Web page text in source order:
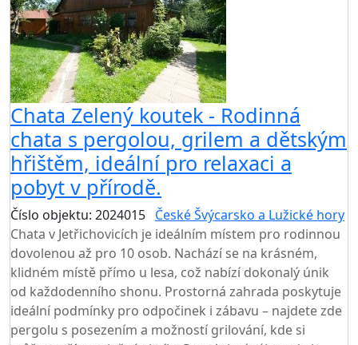
Chata Zelený koutek - Rodinná
chata s pergolou, grilem a dětským
hřištěm, ideální pro relaxaci a
pobyt v přírodě.
Číslo objektu: 2024015 České Švýcarsko a Lužické hory
Chata v Jetřichovicích je ideálním místem pro rodinnou
dovolenou až pro 10 osob. Nachází se na krásném,
klidném místě přímo u lesa, což nabízí dokonalý únik
od každodenního shonu. Prostorná zahrada poskytuje
ideální podmínky pro odpočinek i zábavu – najdete zde
pergolu s posezením a možností grilování, kde si